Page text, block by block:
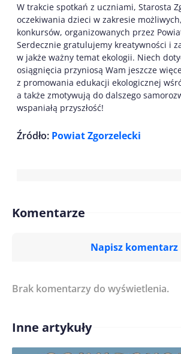
W trakcie spotkań z uczniami, Starosta
oczekiwania dzieci w zakresie
konkursów, organizowanych przez
Serdecznie gratulujemy kreatywności i
w jakże ważny temat ekologii. Niech
osiągnięcia przyniosą Wam jeszcze
z promowania edukacji ekologicznej
a także zmotywują do dalszego
wspaniałą przyszłość!
Źródło: Powiat Zgorzelecki
Komentarze
Napisz komentarz
Treść komentarza*
Imię/ Nick*
Brak komentarzy do wyświetlenia.
Inne artykuły